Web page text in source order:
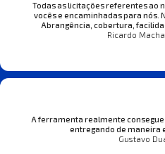
Todas as licitações referentes ao
vocês e encaminhadas para nós.
Abrangência, cobertura,
Ricardo
A ferramenta realmente
entregando de maneira
Gustavo